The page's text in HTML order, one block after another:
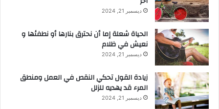
ديسمبر 21, 2024
الحياة شعلة إما أن نحترق بنارها أو نطفئها و
نعيش في ظلام
ديسمبر 21, 2024
زيادة القول تحكي النقص في العمل ومنطق
المرء قد يهديه للزلل
ديسمبر 21, 2024